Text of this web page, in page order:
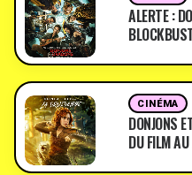
ALERTE :
CINÉMA
DONJONS
DU FILM AU